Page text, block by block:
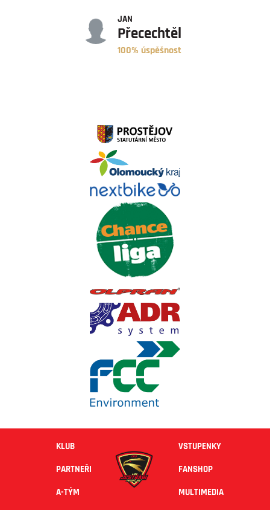
JAN
Přecechtěl
100% úspěšnost
KLUB
PARTNEŘI
A-TÝM
VSTUPENKY
FANSHOP
MULTIMEDIA